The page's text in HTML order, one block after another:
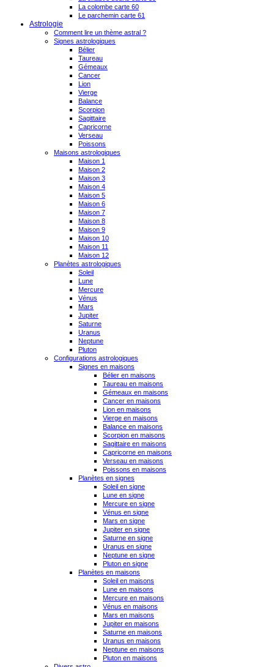
La colombe carte 60
Le parchemin carte 61
Astrologie
Comment lire un thème astral ?
Signes astrologiques
Bélier
Taureau
Gémeaux
Cancer
Lion
Vierge
Balance
Scorpion
Sagittaire
Capricorne
Verseau
Poissons
Maisons astrologiques
Maison 1
Maison 2
Maison 3
Maison 4
Maison 5
Maison 6
Maison 7
Maison 8
Maison 9
Maison 10
Maison 11
Maison 12
Planètes astrologiques
Soleil
Lune
Mercure
Vénus
Mars
Jupiter
Saturne
Uranus
Neptune
Pluton
Configurations astrologiques
Signes en maisons
Bélier en maisons
Taureau en maisons
Gémeaux en maisons
Cancer en maisons
Lion en maisons
Vierge en maisons
Balance en maisons
Scorpion en maisons
Sagittaire en maisons
Capricorne en maisons
Verseau en maisons
Poissons en maisons
Planètes en signes
Soleil en signe
Lune en signe
Mercure en signe
Vénus en signe
Mars en signe
Jupiter en signe
Saturne en signe
Uranus en signe
Neptune en signe
Pluton en signe
Planètes en maisons
Soleil en maisons
Lune en maisons
Mercure en maisons
Vénus en maisons
Mars en maisons
Jupiter en maisons
Saturne en maisons
Uranus en maisons
Neptune en maisons
Pluton en maisons